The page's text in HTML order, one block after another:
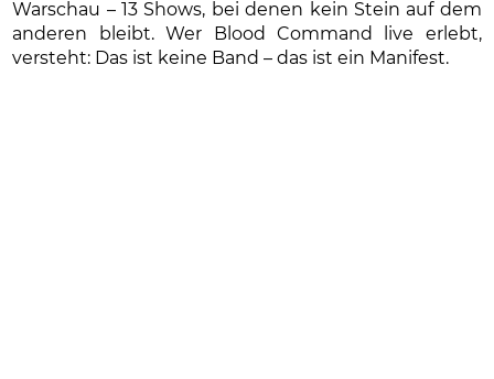
Warschau – 13 Shows, bei denen kein Stein auf dem
anderen bleibt. Wer Blood Command live erlebt,
versteht: Das ist keine Band – das ist ein Manifest.